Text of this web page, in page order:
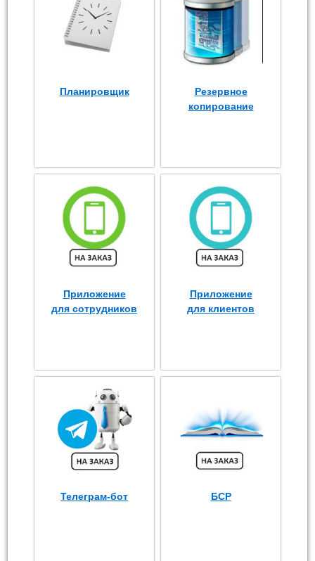
Планировщик
Резервное
копирование
Приложение
для сотрудников
Приложение
для клиентов
Телеграм-бот БСР